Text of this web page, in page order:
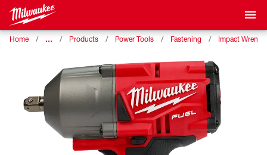
Home … Products Power Tools Fastening Impact